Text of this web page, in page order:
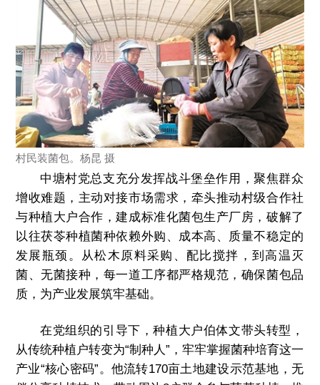
村民装菌包。杨昆 摄
中塘村党总支充分发挥战斗堡垒作用，聚焦群众
增收难题，主动对接市场需求，牵头推动村级合作社
与种植大户合作，建成标准化菌包生产厂房，破解了
以往茯苓种植菌种依赖外购、成本高、质量不稳定的
发展瓶颈。从松木原料采购、配比搅拌，到高温灭
菌、无菌接种，每一道工序都严格规范，确保菌包品
质，为产业发展筑牢基础。
在党组织的引导下，种植大户伯体文带头转型，
从传统种植户转变为“制种人”，牢牢掌握菌种培育这一
产业“核心密码”。他流转170亩土地建设示范基地，无